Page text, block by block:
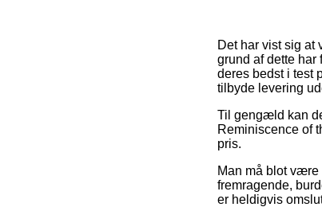
Det har vist sig at
grund af dette har
deres bedst i test
tilbyde levering
Til gengæld kan
Reminiscence of
pris.
Man må blot være
fremragende,
er heldigvis